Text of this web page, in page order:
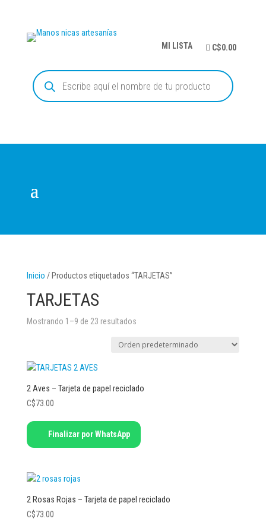
MI LISTA C$0.00
Búsqueda
de
productos
Inicio / Productos etiquetados “TARJETAS”
TARJETAS
Mostrando 1–9 de 23 resultados
2 Aves – Tarjeta de papel reciclado
C$73.00
Finalizar por WhatsApp
2 Rosas Rojas – Tarjeta de papel reciclado
C$73.00